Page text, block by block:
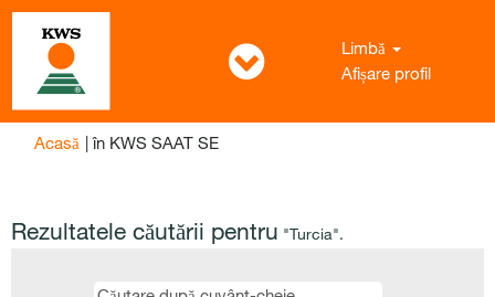
Limbă
Afișare profil
Acasă | în KWS SAAT SE(pagina
Rezultatele căutării pentru "Turcia".